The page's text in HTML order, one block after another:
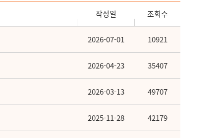
작성일 조회수
2026-07-01 10921
2026-04-23 35407
2026-03-13 49707
2025-11-28 42179